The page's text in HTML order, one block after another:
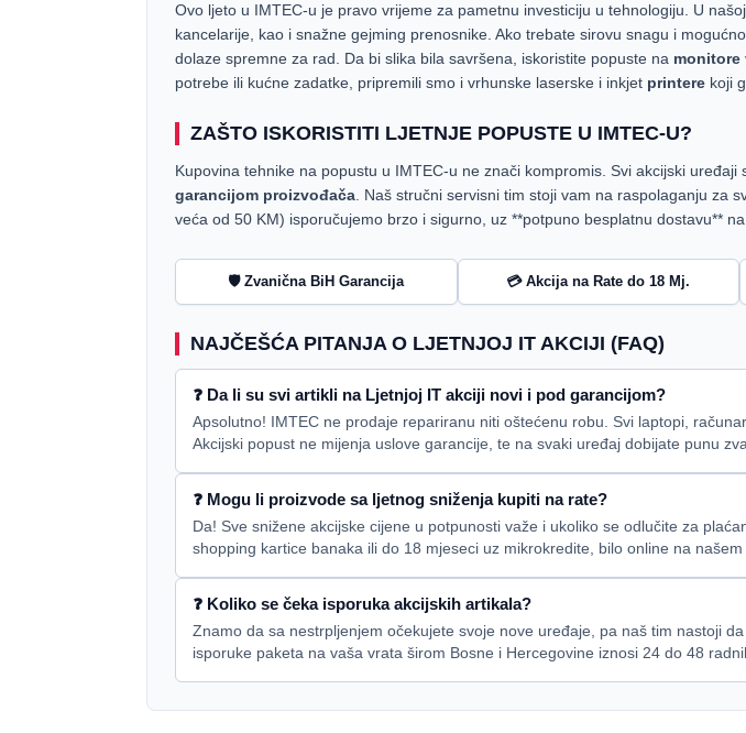
Ovo ljeto u IMTEC-u je pravo vrijeme za pametnu investiciju u tehnologiju. U
kancelarije, kao i snažne gejming prenosnike. Ako trebate sirovu snagu i
dolaze spremne za rad. Da bi slika bila savršena, iskoristite popuste na monitore
potrebe ili kućne zadatke, pripremili smo i vrhunske laserske i inkjet printere koji
ZAŠTO ISKORISTITI LJETNJE POPUSTE U IMTEC-U?
Kupovina tehnike na popustu u IMTEC-u ne znači kompromis. Svi akcijski
garancijom proizvođača . Naš stručni servisni tim stoji vam na raspolaganju za
veća od 50 KM) isporučujemo brzo i sigurno, uz **potpuno besplatnu dostavu**
🛡️ Zvanična BiH Garancija 💳 Akcija na Rate do 18 Mj.
NAJČEŠĆA PITANJA O LJETNJOJ IT AKCIJI (FAQ)
❓ Da li su svi artikli na Ljetnjoj IT akciji novi i pod garancijom?
Apsolutno! IMTEC ne prodaje repariranu niti oštećenu robu. Svi laptopi,
Akcijski popust ne mijenja uslove garancije, te na svaki uređaj dobijate punu
❓ Mogu li proizvode sa ljetnog sniženja kupiti na rate?
Da! Sve snižene akcijske cijene u potpunosti važe i ukoliko se odlučite za
shopping kartice banaka ili do 18 mjeseci uz mikrokredite, bilo online na
❓ Koliko se čeka isporuka akcijskih artikala?
Znamo da sa nestrpljenjem očekujete svoje nove uređaje, pa naš tim nastoji
isporuke paketa na vaša vrata širom Bosne i Hercegovine iznosi 24 do 48